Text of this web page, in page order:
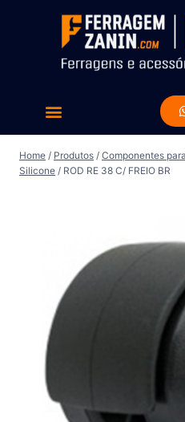
Home / Produtos / Componentes
Silicone / ROD RE 38 C/ FREIO BR